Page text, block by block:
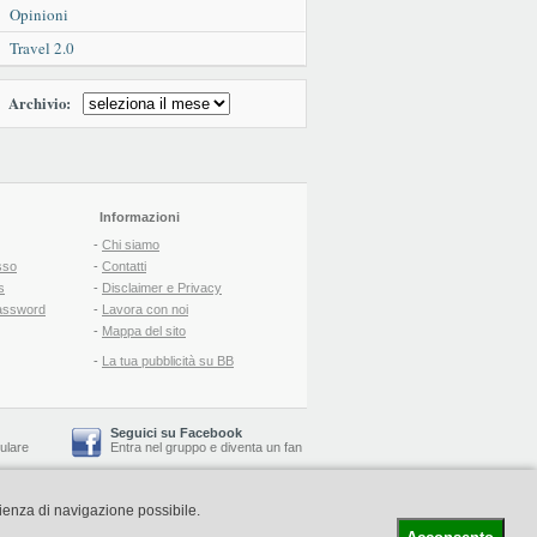
Opinioni
Travel 2.0
Archivio:
Informazioni
- Chi siamo
- Contatti
- Disclaimer e Privacy
- Lavora con noi
- Mappa del sito
- La tua pubblicità su BB
Seguici su Facebook
Entra nel gruppo e diventa un fan
Booking Blog™ -Il blog del Web Marketing Turistico
di navigazione possibile.